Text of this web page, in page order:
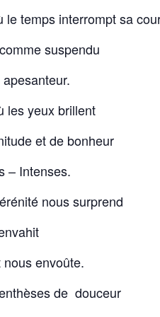
temps interrompt sa
suspendu
les yeux brillent
et de bonheur
– Intenses.
nous surprend
envoûte.
de douceur